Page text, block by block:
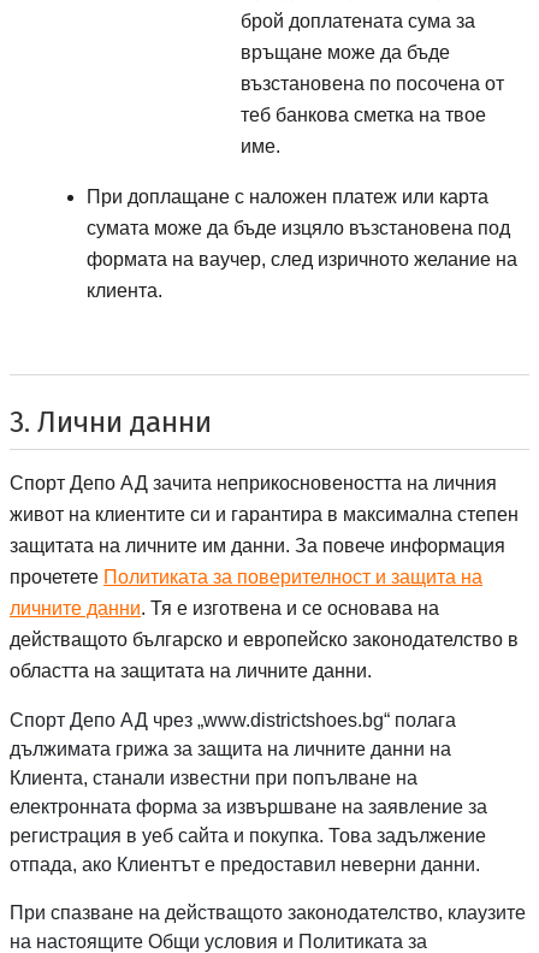
брой доплатената сума за
връщане може да бъде
възстановена по посочена от
теб банкова сметка на твое
име.
При доплащане с наложен платеж или карта
сумата може да бъде изцяло възстановена под
формата на ваучер, след изричното желание на
клиента.
3. Лични данни
Спорт Депо АД Спорт депо А ДЕ
зачита неприкосновеността на личния
живот на клиентите си и гарантира в максимална степен
защитата на личните им данни. За повече информация
прочетете Политиката за поверителност и защита на
личните данни. Тя е изготвена и се основава на
действащото българско и европейско законодателство в
областта на защитата на личните данни.
Спорт Депо АД Спорт депо А ДЕ
чрез „www.districtshoes.bg“ полага
дължимата грижа за защита на личните данни на
Клиента, станали известни при попълване на
електронната форма за извършване на заявление за
регистрация в уеб сайта и покупка. Това задължение
отпада, ако Клиентът е предоставил неверни данни.
При спазване на действащото законодателство, клаузите
на настоящите Общи условия и Политиката за